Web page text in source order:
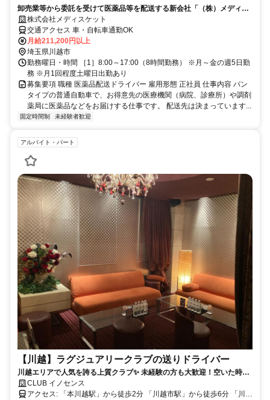
卸売業等から委託を受けて医薬品等を配送する新会社「（株）メディス
ケット」で新しいスタ－トをしませんか
株式会社メディスケット
交通アクセス 車・自転車通勤OK
月給211,200円以上
埼玉県川越市
勤務曜日・時間 ［1］8:00～17:00（8時間勤務） ※月～金の週5日勤
務 ※月1回程度土曜日出勤あり
募集要項 職種 医薬品配送ドライバー 雇用形態 正社員 仕事内容 バン
タイプの普通自動車で、お得意先の医療機関（病院、診療所）や調剤
薬局に医薬品などをお届けする仕事です。 配送先は決まっています...
固定時間制 未経験者歓迎
アルバイト・パート
【川越】ラグジュアリークラブの送りドライバー
川越エリアで人気を誇る上質クラブ✨ 未経験の方も大歓迎！空いた時間
で効率よく稼げる環境です♪ 車お持ち込みできる方歓迎◎
CLUB イノセンス
アクセス: 「本川越駅」から徒歩2分 「川越市駅」から徒歩6分 「川越